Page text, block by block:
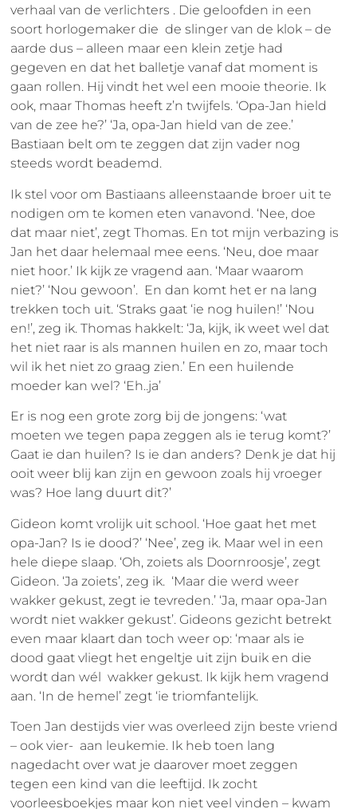
verhaal van de verlichters . Die geloofden in een
soort horlogemaker die de slinger van de klok – de
aarde dus – alleen maar een klein zetje had
gegeven en dat het balletje vanaf dat moment is
gaan rollen. Hij vindt het wel een mooie theorie. Ik
ook, maar Thomas heeft z’n twijfels. ‘Opa-Jan hield
van de zee he?’ ‘Ja, opa-Jan hield van de zee.’
Bastiaan belt om te zeggen dat zijn vader nog
steeds wordt beademd.
Ik stel voor om Bastiaans alleenstaande broer uit te
nodigen om te komen eten vanavond. ‘Nee, doe
dat maar niet’, zegt Thomas. En tot mijn verbazing is
Jan het daar helemaal mee eens. ‘Neu, doe maar
niet hoor.’ Ik kijk ze vragend aan. ‘Maar waarom
niet?’ ‘Nou gewoon’. En dan komt het er na lang
trekken toch uit. ‘Straks gaat ‘ie nog huilen!’ ‘Nou
en!’, zeg ik. Thomas hakkelt: ‘Ja, kijk, ik weet wel dat
het niet raar is als mannen huilen en zo, maar toch
wil ik het niet zo graag zien.’ En een huilende
moeder kan wel? ‘Eh..ja’
Er is nog een grote zorg bij de jongens: ‘wat
moeten we tegen papa zeggen als ie terug komt?’
Gaat ie dan huilen? Is ie dan anders? Denk je dat hij
ooit weer blij kan zijn en gewoon zoals hij vroeger
was? Hoe lang duurt dit?’
Gideon komt vrolijk uit school. ‘Hoe gaat het met
opa-Jan? Is ie dood?’ ‘Nee’, zeg ik. Maar wel in een
hele diepe slaap. ‘Oh, zoiets als Doornroosje’, zegt
Gideon. ‘Ja zoiets’, zeg ik. ‘Maar die werd weer
wakker gekust, zegt ie tevreden.’ ‘Ja, maar opa-Jan
wordt niet wakker gekust’. Gideons gezicht betrekt
even maar klaart dan toch weer op: ‘maar als ie
dood gaat vliegt het engeltje uit zijn buik en die
wordt dan wél wakker gekust. Ik kijk hem vragend
aan. ‘In de hemel’ zegt ‘ie triomfantelijk.
Toen Jan destijds vier was overleed zijn beste vriend
– ook vier- aan leukemie. Ik heb toen lang
nagedacht over wat je daarover moet zeggen
tegen een kind van die leeftijd. Ik zocht
voorleesboekjes maar kon niet veel vinden – kwam